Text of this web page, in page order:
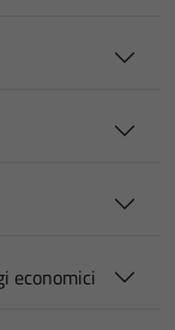
economici